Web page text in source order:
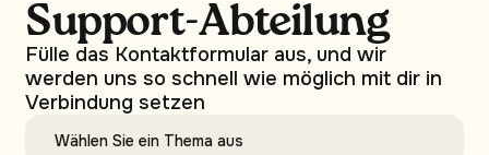
Support-Abteilung
Fülle das Kontaktformular aus, und wir
werden uns so schnell wie möglich mit dir in
Verbindung setzen